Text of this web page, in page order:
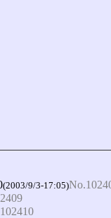
(2003/9/3-17:05)